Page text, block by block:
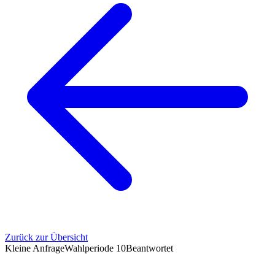
Zurück zur Übersicht
Kleine AnfrageWahlperiode 10Beantwortet